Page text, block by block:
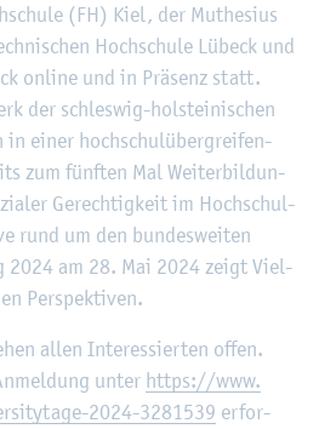
(FH) Kiel, der Muthe­si­us
Hoch­schu­le Lü­beck und
on­line und in Prä­senz statt.
der schles­wig-hol­stei­ni­schen
in einer hoch­schul­über­grei­fen­
zum fünf­ten Mal Wei­ter­bil­dun­
Ge­rech­tig­keit im Hoch­schul­
rund um den bun­des­wei­ten
2024 am 28. Mai 2024 zeigt Viel­
Per­spek­ti­ven.
allen In­ter­es­sier­ten offen.
unter https://​www.​
​2024-​3281539 er­for­